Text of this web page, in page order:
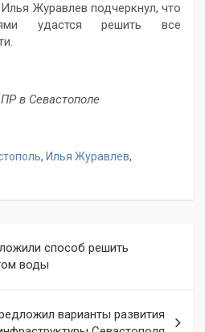
Журавлев подчеркнул, что
удастся решить все
в Севастополе
, Илья Журавлев,
способ решить
воды
варианты развития